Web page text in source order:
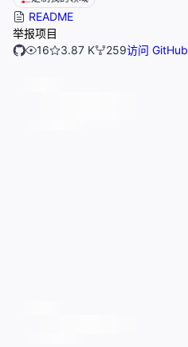
README
举报项目
16
3.87 K 259访问 GitHub